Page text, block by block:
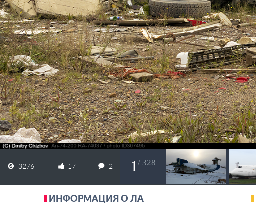
3276 17 2 1 / 328
ИНФОРМАЦИЯ О ЛА